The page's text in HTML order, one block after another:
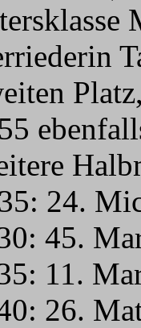
24.
45.
11.
26.